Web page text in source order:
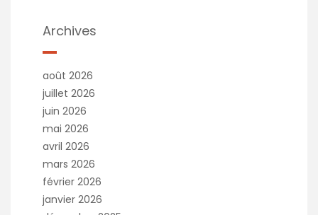
t
i
v
:
Archives
août 2026
juillet 2026
juin 2026
mai 2026
avril 2026
mars 2026
février 2026
janvier 2026